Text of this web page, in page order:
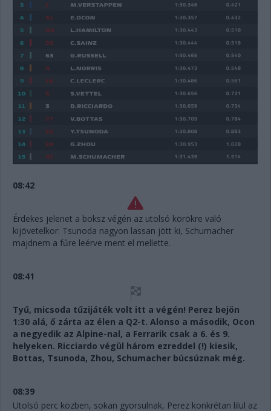
08:42
Érdekes jelenet a boksz végén az utolsó körökre való
kijövetelkor: Tsunoda nagyon lassan jött ki, Schumacher
majdnem a fűre leérve ment el mellette.
08:41
Tyű, micsoda tűzijáték volt itt a végén! Perez bejön
1:30 alá, ő zárta az élen a Q2-t. Alonso a második, Ocon
a negyedik az Alpine-nal, a Ferrarik csak a 6. és 9.
helyeken. Ricciardo végül három ezreddel (!) kiesik,
Bottas, Tsunoda, Zhou, Schumacher búcsúznak még.
08:39
Utolsó perc közben, sokan gyorsulnak, Perez konkrétan lilul az